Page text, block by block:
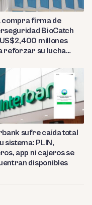
compra firma de
BioCatch
millones
reforzar su lucha
sufre caída total
sistema: PLIN,
app ni cajeros se
disponibles